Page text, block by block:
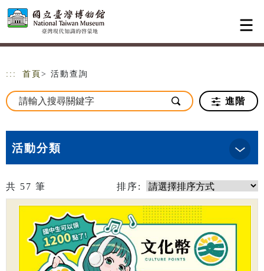
跳到主要內容
網站導覽
::: 首頁 > 活動查詢
進階
活動分類
共 57 筆 排序: